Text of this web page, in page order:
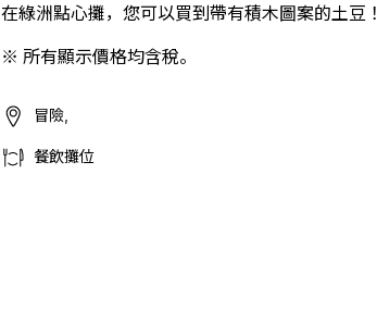
在綠洲點心攤，您可以買到帶有積木圖案的土豆！
※ 所有顯示價格均含稅。
冒險,
餐飲攤位